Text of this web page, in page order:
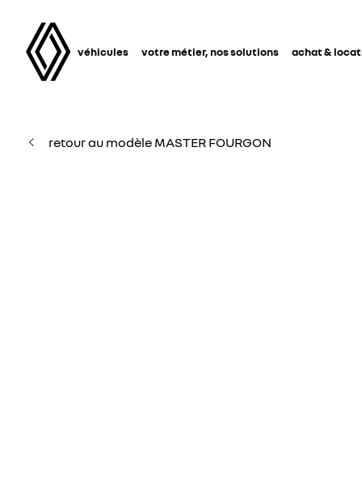
véhicules votre métier, nos solutions achat &
retour au modèle MASTER FOURGON